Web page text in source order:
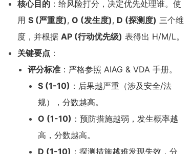
核心目的 ：给风险打分，决定优先处理谁。使
用 S (严重度), O (发生度), D (探测度) 三个维
度，并根据 AP (行动优先级) 表得出 H/M/L。
关键要点 ：
评分标准 ：严格参照 AIAG & VDA 手册。
S (1-10) ：后果越严重（涉及安全/法
规），分数越高。
O (1-10) ：预防措施越弱，发生概率越
高，分数越高。
D (1-10) ：探测措施越难发现失效，分